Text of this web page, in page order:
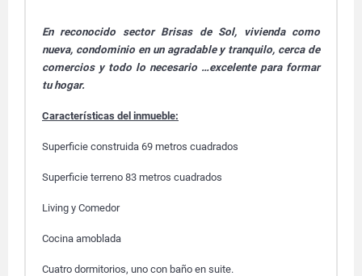
En reconocido sector Brisas de Sol, vivienda como
nueva, condominio en un agradable y tranquilo, cerca de
comercios y todo lo necesario …excelente para formar
tu hogar.
Características del inmueble:
Superficie construida 69 metros cuadrados
Superficie terreno 83 metros cuadrados
Living y Comedor
Cocina amoblada
Cuatro dormitorios, uno con baño en suite.